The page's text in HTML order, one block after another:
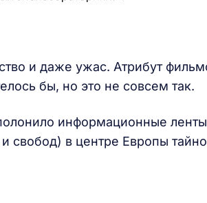
и даже ужас. Атрибут
бы, но это не совсем так.
информационные
свобод) в центре Европы тайно